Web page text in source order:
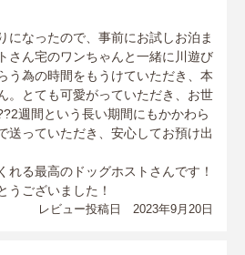
になったので、事前にお試しお泊ま
さん宅のワンちゃんと一緒に川遊び
う為の時間をもうけていただき、本
。とても可愛がっていただき、お世
週間という長い期間にもかかわら
送っていただき、安心してお預け出
れる最高のドッグホストさんです！
うございました！
レビュー投稿日 2023年9月20日